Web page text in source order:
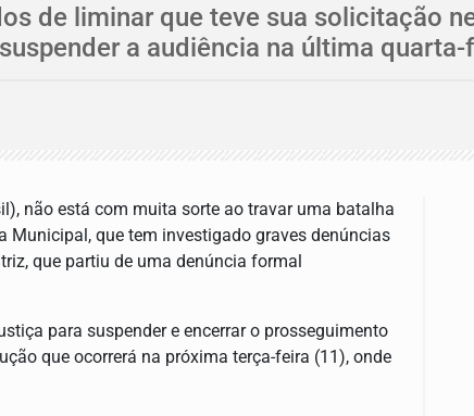
de liminar que teve sua solicitação
a audiência na última
não está com muita sorte ao travar uma batalha
Municipal, que tem investigado graves denúncias
que partiu de uma denúncia formal
para suspender e encerrar o prosseguimento
que ocorrerá na próxima terça-feira (11), onde